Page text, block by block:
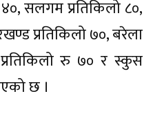
सलगम प्रतिकिलो ८०,
प्रतिकिलो ७०, बरेला
रु ७० र स्कुस
छ ।